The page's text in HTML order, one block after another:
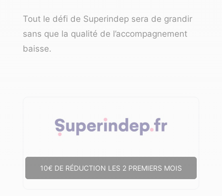
Tout le défi de Superindep sera de grandir
sans que la qualité de l’accompagnement
baisse.
10€ DE RÉDUCTION LES 2 PREMIERS MOIS